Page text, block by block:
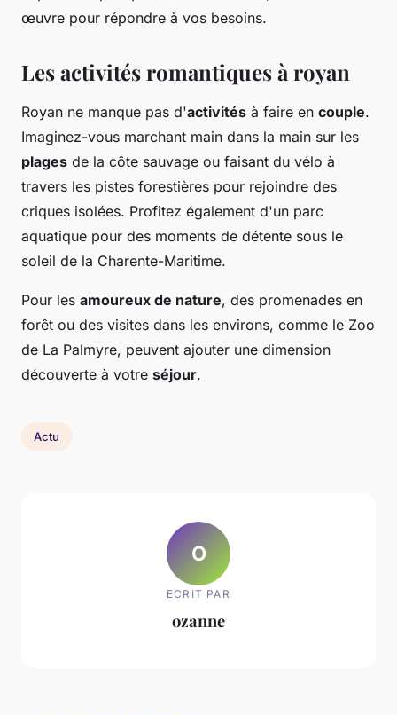
œuvre pour répondre à vos besoins.
Les activités romantiques à royan
Royan ne manque pas d'activités à faire en couple.
Imaginez-vous marchant main dans la main sur les
plages de la côte sauvage ou faisant du vélo à
travers les pistes forestières pour rejoindre des
criques isolées. Profitez également d'un parc
aquatique pour des moments de détente sous le
soleil de la Charente-Maritime.
Pour les amoureux de nature, des promenades en
forêt ou des visites dans les environs, comme le Zoo
de La Palmyre, peuvent ajouter une dimension
découverte à votre séjour.
Actu
O
ECRIT PAR
ozanne